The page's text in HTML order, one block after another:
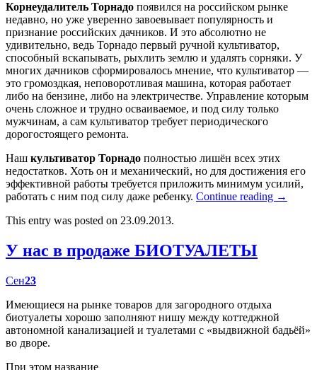
Корнеудалитель Торнадо появился на российском рынке
недавно, но уже уверенно завоевывает популярность и
признание российских дачников. И это абсолютно не
удивительно, ведь Торнадо первый ручной культиватор,
способный вскапывать, рыхлить землю и удалять сорняки. У
многих дачников сформировалось мнение, что культиватор —
это громоздкая, неповоротливая машина, которая работает
либо на бензине, либо на электричестве. Управление которым
очень сложное и трудно осваиваемое, и под силу только
мужчинам, а сам культиватор требует периодического
дорогостоящего ремонта.
Наш культиватор Торнадо полностью лишён всех этих
недостатков. Хоть он и механический, но для достижения его
эффективной работы требуется приложить минимум усилий,
работать с ним под силу даже ребенку. Continue reading →
This entry was posted on 23.09.2013.
У нас в продаже БИОТУАЛЕТЫ
Сен23
Имеющиеся на рынке товаров для загородного отдыха
биотуалеты хорошо заполняют нишу между коттеджной
автономной канализацией и туалетами с «выдвижной бадьёй»
во дворе.
При этом название